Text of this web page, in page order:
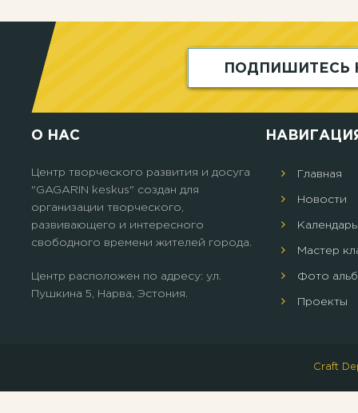
ПОДПИШИТЕСЬ
О НАС
Центр творческого развития и досуга
"GAGARIN keskus" создан для
организации творческого,
развивающего и интересного
свободного времени жителей города.
Центр расположен по адресу: ул.
Пушкина 5, Нарва, Эстония.
Главная
Новости
Календарь
Мастер
Фото
Проекты
Craft